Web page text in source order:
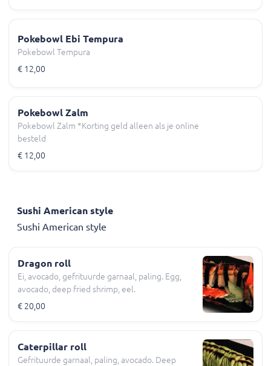
Pokebowl Ebi Tempura
Pokebowl Tempura
€ 12,00
Pokebowl Zalm
Pokebowl Zalm *Korting geld alleen als je online
besteld
€ 12,00
Sushi American style
Sushi American style
Dragon roll
Ei, avocado, gefrituurde garnaal, paling. Egg,
avocado, deep fried shrimp, eel.
€ 20,00
Caterpillar roll
Gefrituurde garnaal, paling, avocado. Deep